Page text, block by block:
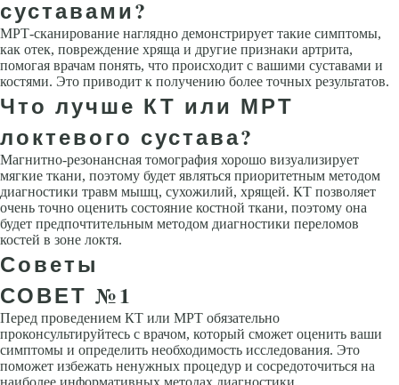
суставами?
МРТ-сканирование наглядно демонстрирует такие симптомы,
как отек, повреждение хряща и другие признаки артрита,
помогая врачам понять, что происходит с вашими суставами и
костями. Это приводит к получению более точных результатов.
Что лучше КТ или МРТ
локтевого сустава?
Магнитно-резонансная томография хорошо визуализирует
мягкие ткани, поэтому будет являться приоритетным методом
диагностики травм мышц, сухожилий, хрящей. КТ позволяет
очень точно оценить состояние костной ткани, поэтому она
будет предпочтительным методом диагностики переломов
костей в зоне локтя.
Советы
СОВЕТ №1
Перед проведением КТ или МРТ обязательно
проконсультируйтесь с врачом, который сможет оценить ваши
симптомы и определить необходимость исследования. Это
поможет избежать ненужных процедур и сосредоточиться на
наиболее информативных методах диагностики.